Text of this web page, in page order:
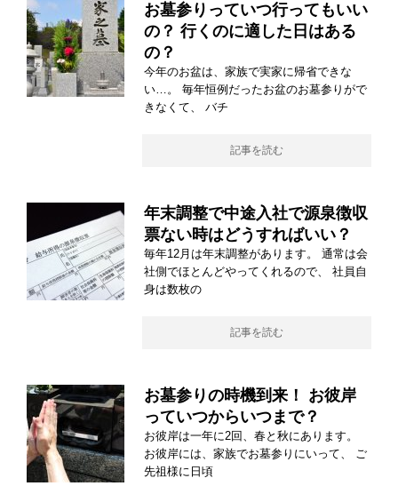
お墓参りっていつ行ってもいい
の？ 行くのに適した日はある
の？
今年のお盆は、家族で実家に帰省できな
い…。 毎年恒例だったお盆のお墓参りがで
きなくて、 バチ
記事を読む
年末調整で中途入社で源泉徴収
票ない時はどうすればいい？
毎年12月は年末調整があります。 通常は会
社側でほとんどやってくれるので、 社員自
身は数枚の
記事を読む
お墓参りの時機到来！ お彼岸
っていつからいつまで？
お彼岸は一年に2回、春と秋にあります。
お彼岸には、家族でお墓参りにいって、 ご
先祖様に日頃